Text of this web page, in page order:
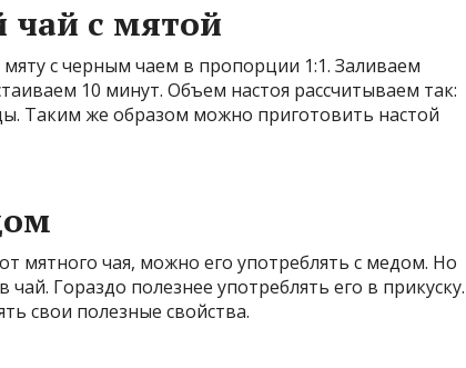
с мятой
с черным чаем в пропорции 1:1. Заливаем
10 минут. Объем настоя рассчитываем так:
Таким же образом можно приготовить настой
мятного чая, можно его употреблять с медом. Но
Гораздо полезнее употреблять его в прикуску.
свои полезные свойства.